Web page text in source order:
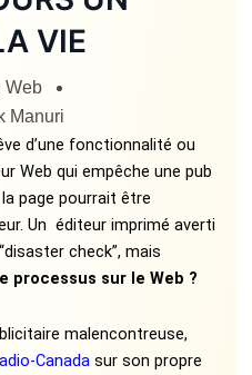
VIE
Web
Manuri
d’une fonctionnalité ou
Web qui empêche une pub
page pourrait être
Un éditeur imprimé averti
check”, mais
sur le Web ?
malencontreuse,
Canada sur son propre